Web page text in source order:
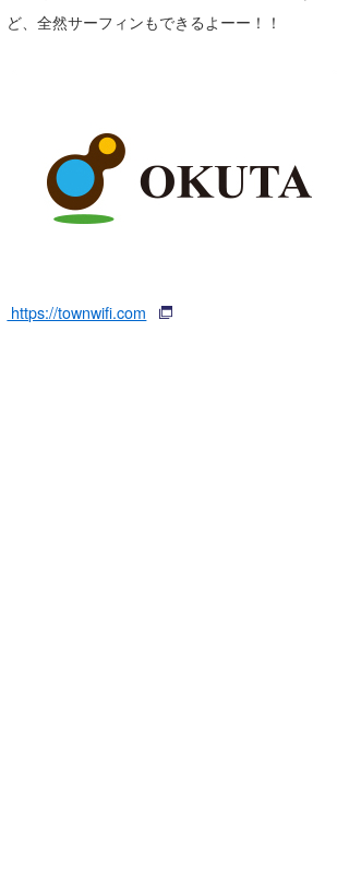
ど、全然サーフィンもできるよーー！！
https://townwifi.com